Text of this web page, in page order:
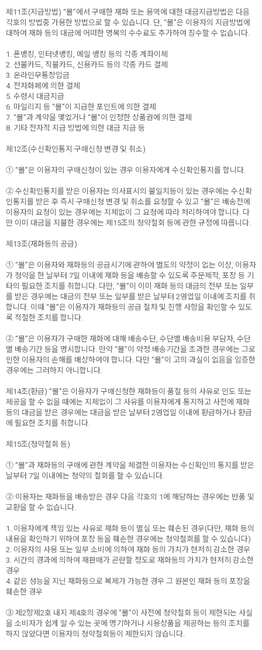
제11조(지급방법) “몰”에서 구매한 재화 또는 용역에 대한 대금지급방법은 다음
각호의 방법중 가용한 방법으로 할 수 있습니다. 단, “몰”은 이용자의 지급방법에
대하여 재화 등의 대금에 어떠한 명목의 수수료도 추가하여 징수할 수 없습니다.
1. 폰뱅킹, 인터넷뱅킹, 메일 뱅킹 등의 각종 계좌이체
2. 선불카드, 직불카드, 신용카드 등의 각종 카드 결제
3. 온라인무통장입금
4. 전자화폐에 의한 결제
5. 수령시 대금지급
6. 마일리지 등 “몰”이 지급한 포인트에 의한 결제
7. “몰”과 계약을 맺었거나 “몰”이 인정한 상품권에 의한 결제
8. 기타 전자적 지급 방법에 의한 대금 지급 등
제12조(수신확인통지·구매신청 변경 및 취소)
① “몰”은 이용자의 구매신청이 있는 경우 이용자에게 수신확인통지를 합니다.
② 수신확인통지를 받은 이용자는 의사표시의 불일치등이 있는 경우에는 수신확
인통지를 받은 후 즉시 구매신청 변경 및 취소를 요청할 수 있고 “몰”은 배송전에
이용자의 요청이 있는 경우에는 지체없이 그 요청에 따라 처리하여야 합니다. 다
만 이미 대금을 지불한 경우에는 제15조의 청약철회 등에 관한 규정에 따릅니다.
제13조(재화등의 공급)
① “몰”은 이용자와 재화등의 공급시기에 관하여 별도의 약정이 없는 이상, 이용자
가 청약을 한 날부터 7일 이내에 재화 등을 배송할 수 있도록 주문제작, 포장 등 기
타의 필요한 조치를 취합니다. 다만, “몰”이 이미 재화 등의 대금의 전부 또는 일부
를 받은 경우에는 대금의 전부 또는 일부를 받은 날부터 2영업일 이내에 조치를 취
합니다. 이때 “몰”은 이용자가 재화등의 공급 절차 및 진행 사항을 확인할 수 있도
록 적절한 조치를 합니다.
② “몰”은 이용자가 구매한 재화에 대해 배송수단, 수단별 배송비용 부담자, 수단
별 배송기간 등을 명시합니다. 만약 “몰”이 약정 배송기간을 초과한 경우에는 그로
인한 이용자의 손해를 배상하여야 합니다. 다만 “몰”이 고의·과실이 없음을 입증한
경우에는 그러하지 아니합니다.
제14조(환급) “몰”은 이용자가 구매신청한 재화등이 품절 등의 사유로 인도 또는
제공을 할 수 없을 때에는 지체없이 그 사유를 이용자에게 통지하고 사전에 재화
등의 대금을 받은 경우에는 대금을 받은 날부터 2영업일 이내에 환급하거나 환급
에 필요한 조치를 취합니다.
제15조(청약철회 등)
① “몰”과 재화등의 구매에 관한 계약을 체결한 이용자는 수신확인의 통지를 받은
날부터 7일 이내에는 청약의 철회를 할 수 있습니다.
② 이용자는 재화등을 배송받은 경우 다음 각호의 1에 해당하는 경우에는 반품 및
교환을 할 수 없습니다.
1. 이용자에게 책임 있는 사유로 재화 등이 멸실 또는 훼손된 경우(다만, 재화 등의
내용을 확인하기 위하여 포장 등을 훼손한 경우에는 청약철회를 할 수 있습니다)
2. 이용자의 사용 또는 일부 소비에 의하여 재화 등의 가치가 현저히 감소한 경우
3. 시간의 경과에 의하여 재판매가 곤란할 정도로 재화등의 가치가 현저히 감소한
경우
4. 같은 성능을 지닌 재화등으로 복제가 가능한 경우 그 원본인 재화 등의 포장을
훼손한 경우
③ 제2항제2호 내지 제4호의 경우에 “몰”이 사전에 청약철회 등이 제한되는 사실
을 소비자가 쉽게 알 수 있는 곳에 명기하거나 시용상품을 제공하는 등의 조치를
하지 않았다면 이용자의 청약철회등이 제한되지 않습니다.